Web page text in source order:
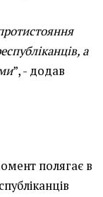
а
”, - додав
полягає в